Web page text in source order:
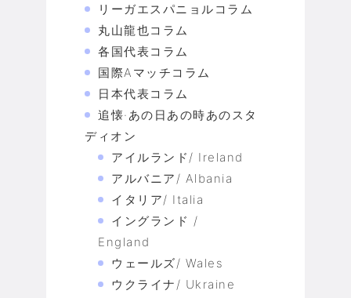
リーガエスパニョルコラム
丸山龍也コラム
各国代表コラム
国際Aマッチコラム
日本代表コラム
追懐·あの日あの時あのスタ
ディオン
アイルランド/ Ireland
アルバニア/ Albania
イタリア/ Italia
イングランド /
England
ウェールズ/ Wales
ウクライナ/ Ukraine